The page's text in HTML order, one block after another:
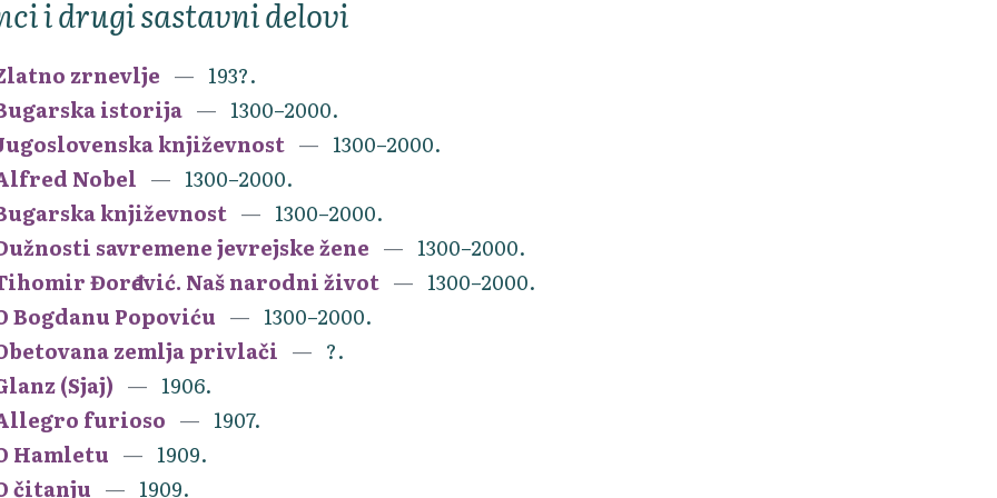
i drugi sastavni delovi
zrnevlje
193?.
istorija
1300–2000.
književnost
1300–2000.
Nobel
1300–2000.
književnost
1300–2000.
savremene jevrejske žene
1300–2000.
Đorđević. Naš narodni život
1300–2000.
Bogdanu Popoviću
1300–2000.
zemlja privlači
?.
(Sjaj)
1906.
furioso
1907.
Hamletu
1909.
čitanju
1909.